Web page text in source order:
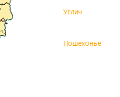
Углич
Пошехонье